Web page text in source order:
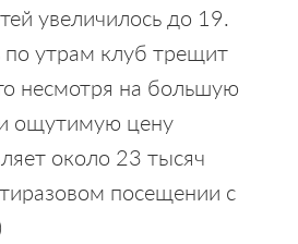
увеличилось до 19.
по утрам клуб трещит
несмотря на большую
ощутимую цену
около 23 тысяч
посещении с